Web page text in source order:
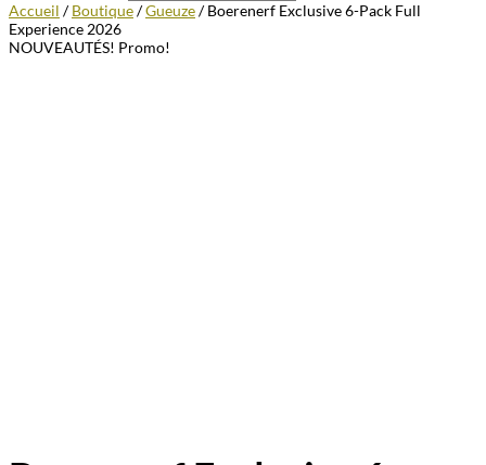
Accueil /Boutique/Gueuze/ Boerenerf Exclusive 6-Pack Full
Experience 2026
NOUVEAUTÉS! Promo!